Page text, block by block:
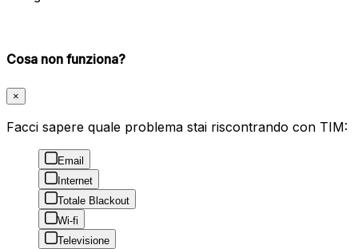
Cosa non funziona?
×
Facci sapere quale problema stai riscontrando con TIM:
Email
Internet
Totale Blackout
Wi-fi
Televisione